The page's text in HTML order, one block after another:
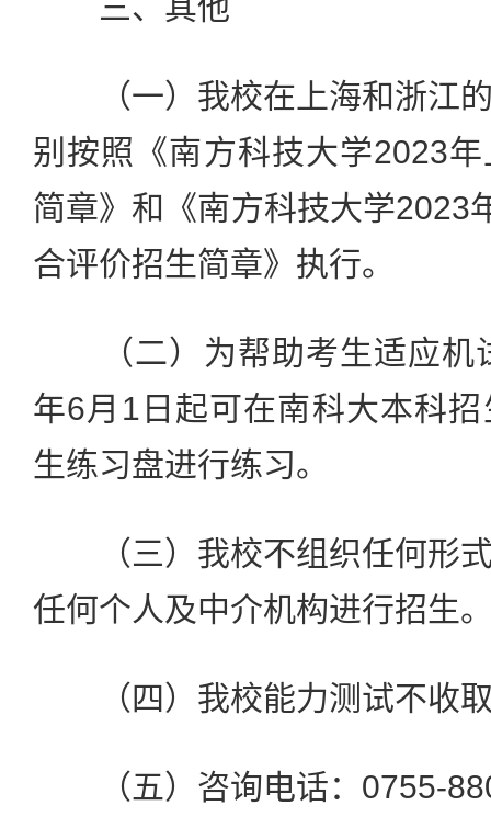
（一）我校在上海和浙江的
别按照《南方科技大学2023
简章》和《南方科技大学2023
合评价招生简章》执行。
（二）为帮助考生适应机
年6月1日起可在南科大本科
生练习盘进行练习。
（三）我校不组织任何形式
任何个人及中介机构进行招生
（四）我校能力测试不收取
（五）咨询电话：0755-